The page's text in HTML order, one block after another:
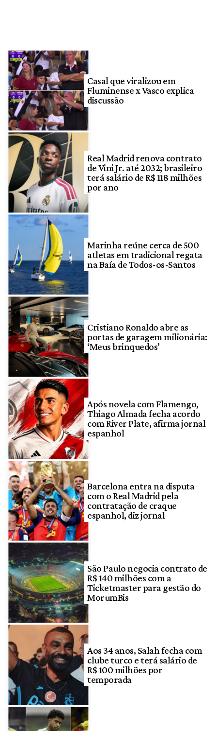
Casal que viralizou em
Fluminense x Vasco explica
discussão
Real Madrid renova contrato
de Vini Jr. até 2032; brasileiro
terá salário de R$ 118 milhões
por ano
Marinha reúne cerca de 500
atletas em tradicional regata
na Baía de Todos-os-Santos
Cristiano Ronaldo abre as
portas de garagem milionária:
‘Meus brinquedos’
Após novela com Flamengo,
Thiago Almada fecha acordo
com River Plate, afirma jornal
espanhol
Barcelona entra na disputa
com o Real Madrid pela
contratação de craque
espanhol, diz jornal
São Paulo negocia contrato de
R$ 140 milhões com a
Ticketmaster para gestão do
MorumBis
Aos 34 anos, Salah fecha com
clube turco e terá salário de
R$ 100 milhões por
temporada